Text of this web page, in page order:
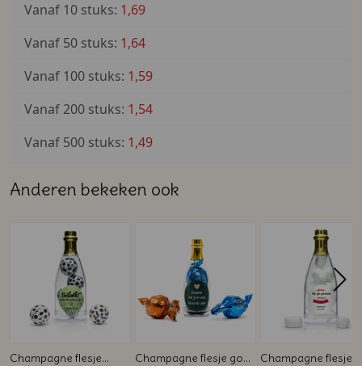
Vanaf 10 stuks: 1,69
Vanaf 50 stuks: 1,64
Vanaf 100 stuks: 1,59
Vanaf 200 stuks: 1,54
Vanaf 500 stuks: 1,49
Anderen bekeken ook
Champagne flesje
Champagne flesje goud
Champagne flesje